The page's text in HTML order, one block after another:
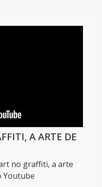
A ARTE DE
no graffiti, a arte
Youtube